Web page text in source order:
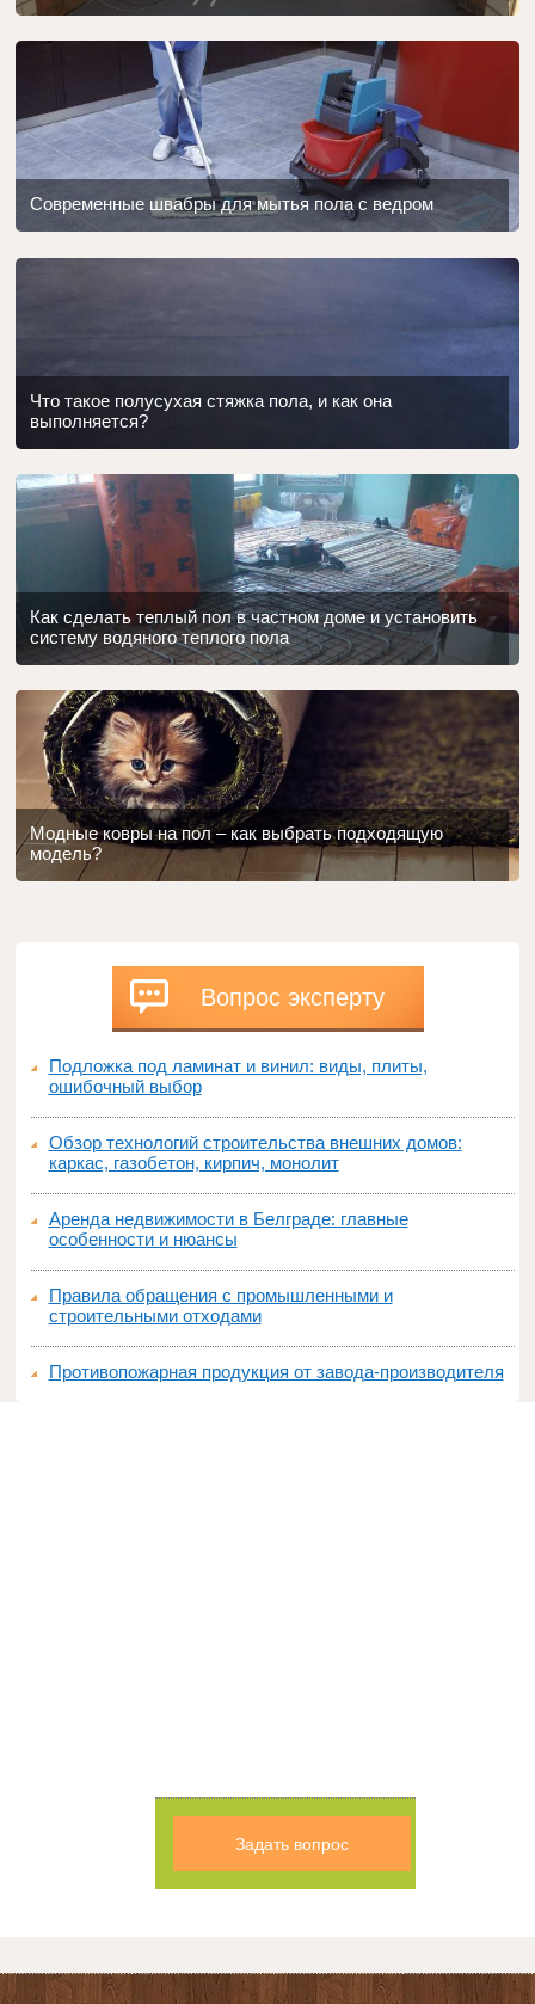
Современные швабры для мытья пола с ведром
Что такое полусухая стяжка пола, и как она
выполняется?
Как сделать теплый пол в частном доме и установить
систему водяного теплого пола
Модные ковры на пол – как выбрать подходящую
модель?
Вопрос эксперту
Подложка под ламинат и винил: виды, плиты,
ошибочный выбор
Обзор технологий строительства внешних домов:
каркас, газобетон, кирпич, монолит
Аренда недвижимости в Белграде: главные
особенности и нюансы
Правила обращения с промышленными и
строительными отходами
Противопожарная продукция от завода-производителя
Задать вопрос